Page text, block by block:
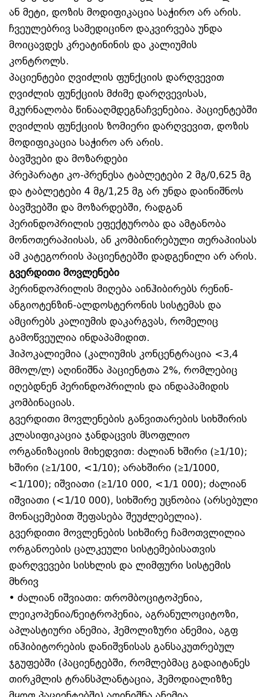
ან მეტი, დოზის მოდიფიკაცია საჭირო არ არის.
ჩვეულებრივ სამედიცინო დაკვირვება უნდა
მოიცავდეს კრეატინინის და კალიუმის
კონტროლს.
პაციენტები ღვიძლის ფუნქციის დარღვევით
ღვიძლის ფუნქციის მძიმე დარღვევისას,
მკურნალობა წინააღმდეგნაჩვენებია. პაციენტებში
ღვიძლის ფუნქციის ზომიერი დარღვევით, დოზის
მოდიფიკაცია საჭირო არ არის.
ბავშვები და მოზარდები
პრეპარატი კო-პრენესა ტაბლეტები 2 მგ/0,625 მგ
და ტაბლეტები 4 მგ/1,25 მგ არ უნდა დაინიშნოს
ბავშვებში და მოზარდებში, რადგან
პერინდოპრილის ეფექტურობა და ამტანობა
მონოთერაპიისას, ან კომბინირებული თერაპიისას
ამ კატეგორიის პაციენტებში დადგენილი არ არის.
გვერდითი მოვლენები
პერინდოპრილის მიღება აინჰიბირებს რენინ-
ანგიოტენზინ-ალდოსტერონის სისტემას და
ამცირებს კალიუმის დაკარგვას, რომელიც
გამოწვეულია ინდაპამიდით.
ჰიპოკალიემია (კალიუმის კონცენტრაცია <3,4
მმოლ/ლ) აღინიშნა პაციენტთა 2%, რომლებიც
იღებდნენ პერინდოპრილის და ინდაპამიდის
კომბინაციას.
გვერდითი მოვლენების განვითარების სიხშირის
კლასიფიკაცია ჯანდაცვის მსოფლიო
ორგანიზაციის მიხედვით: ძალიან ხშირი (≥1/10);
ხშირი (≥1/100, <1/10); არახშირი (≥1/1000,
<1/100); იშვიათი (≥1/10 000, <1/1 000); ძალიან
იშვიათი (<1/10 000), სიხშირე უცნობია (არსებული
მონაცემებით შეფასება შეუძლებელია).
გვერდითი მოვლენების სიხშირე ჩამოთვლილია
ორგანოების ცალკეული სისტემებისათვის
დარღვევები სისხლის და ლიმფური სისტემის
მხრივ
• ძალიან იშვიათი: თრომბოციტოპენია,
ლეიკოპენია/ნეიტროპენია, აგრანულოციტოზი,
აპლასტიური ანემია, ჰემოლიზური ანემია, აგფ
ინჰიბიტორების დანიშვნისას განსაკუთრებულ
ჯგუფებში (პაციენტებში, რომლებმაც გადაიტანეს
თირკმლის ტრანსპლანტაცია, ჰემოდიალიზზე